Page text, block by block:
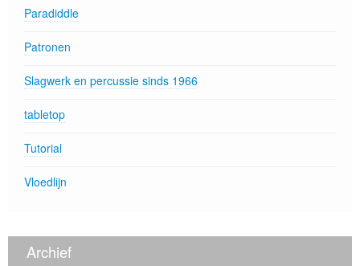
Paradiddle
Patronen
Slagwerk en percussie sinds 1966
tabletop
Tutorial
Vloedlijn
Archief